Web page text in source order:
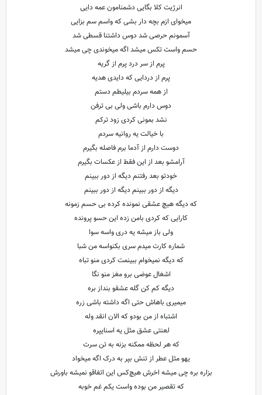
انرژیت کلا بگایی دشمنامون عمه دایی
میخوای ازم بچه دار بشی که واسم سم بزایی
آسمونم حرصی شد دوس داشتنا قسطی شد
حسم واست تکس ‌میشد اگه میخوندی چی میشد
پرم از سر درد پرم از گریه
پرم از دردایی که دایدی هدیه
از همه سردم بیلیطم دستم
دوس دارم باشی ولی بی ترفن
نشد بمونی کردی زود ترکم
با خیالت یه روانیه سردم
دوست دارم از آدما برم فاصله بگیرم
آرامشو بعد از این فقط از عکسات بگیرم
خودتو بعد رفتنم دیگه از دور ببینم
دیگه از دور ببینم دیگه از دور ببینم
که دیگه هیچ عشقی نمونده کرده بی حسم زمونه
کارایی که کردی بامن زده این حسو پرونده
ولی باز میشه یه دری واسه سوا
شماره کارت میدم سری بکنواسه من شبا
که دیگه نمیخوام ببینمت کردی منو تباه
اشغال عوضی برو مغز منو نگا
دیگه کم کن گله عشقو بنداز بره
میمیری باهاش حتی اگه داشته باشی زره
اشتباه از من بودو که الان انقد وله
لعنتی عشق مثل یه اسنایپره
که هر لحظه ممکنه بزنه به تن سرت
یهو مثل عطر از تنش بپر به درک اگه میخواد
بزاره بره چی میشه اخرش هیچ‌کس‌ این اتفاقو نمیشه باورش
که تقصیر من بوده واست یکم غم خوبه